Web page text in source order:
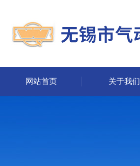
网站首页 关于我们